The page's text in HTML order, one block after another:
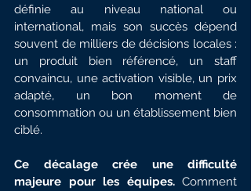
définie au niveau national ou
international, mais son succès dépend
souvent de milliers de décisions locales :
un produit bien référencé, un staff
convaincu, une activation visible, un prix
adapté, un bon moment de
consommation ou un établissement bien
ciblé.
Ce décalage crée une difficulté
majeure pour les équipes. Comment